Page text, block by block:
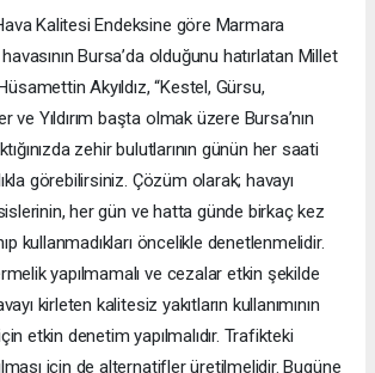
Kalitesi Endeksine göre Marmara
Bursa’da olduğunu hatırlatan Millet
Akyıldız, “Kestel, Gürsu,
ve Yıldırım başta olmak üzere Bursa’nın
zehir bulutlarının günün her saati
görebilirsiniz. Çözüm olarak; havayı
her gün ve hatta günde birkaç kez
kullanmadıkları öncelikle denetlenmelidir.
yapılmamalı ve cezalar etkin şekilde
kirleten kalitesiz yakıtların kullanımının
etkin denetim yapılmalıdır. Trafikteki
için de alternatifler üretilmelidir. Bugüne